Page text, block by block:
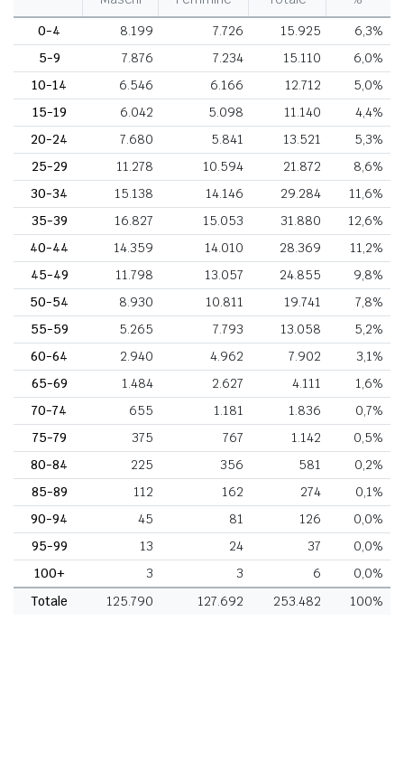
0-4
8.199 7.726 15.925
6,3%
5-9
7.876 7.234 15.110
6,0%
10-14
6.546 6.166 12.712
5,0%
15-19
6.042 5.098 11.140
4,4%
20-24
7.680 5.841 13.521
5,3%
25-29
11.278 10.594 21.872
8,6%
30-34
15.138 14.146 29.284
11,6%
35-39
16.827 15.053 31.880
12,6%
40-44
14.359 14.010 28.369
11,2%
45-49
11.798 13.057 24.855
9,8%
50-54
8.930 10.811 19.741
7,8%
55-59
5.265 7.793 13.058
5,2%
60-64
2.940 4.962 7.902
3,1%
65-69
1.484 2.627 4.111
1,6%
70-74
655 1.181 1.836
0,7%
75-79
375 767 1.142
0,5%
80-84
225 356 581
0,2%
85-89
112 162 274
0,1%
90-94
45 81 126
0,0%
95-99
13 24 37
0,0%
100+
3 3 6
0,0%
Totale
125.790 127.692 253.482 100%